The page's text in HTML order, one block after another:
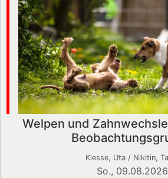
Welpen und
Klesse, Uta / Nikitin,
So., 09.08.2026